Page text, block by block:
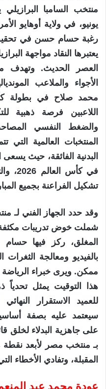
يونيو، في ولاية أوهايو
رغبة حسام حسن في
يعتبرها النقاد مواجهة
العصر الحديث. وتهدف
الأجواء والملاعب
اللاعبين فرصة ذهبية
والضغط النفسي
المنتخبات العالمية التي
البدنية الفائقة، حيث
في
تشكيل الفراعنة بجميع
وقد حدد الجهاز الفني لـ
شملت خوض تدريبات مكثفة
المغلق، ركز فيها
بالفيديو ومعالجة
ممكن. ويرى خبراء
هذا التوقيت يمثل تحدياً
للعميد الاستقرار
سيعتمد عليه بصفة
على جاهزية البدلاء لخلق
بـ منتخب مصر لأبعد نقطة
المقبلة، وتفادي الأخطاء
عودة محمد عبد